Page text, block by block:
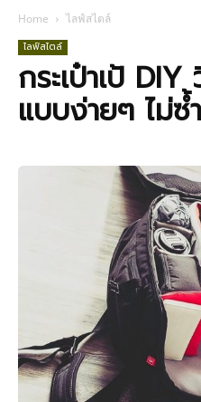
Home ไลฟ์สไตล์
ไลฟ์สไตล์
กระเป๋าเป้ DIY
แบบง่ายๆ ไม่ซ้